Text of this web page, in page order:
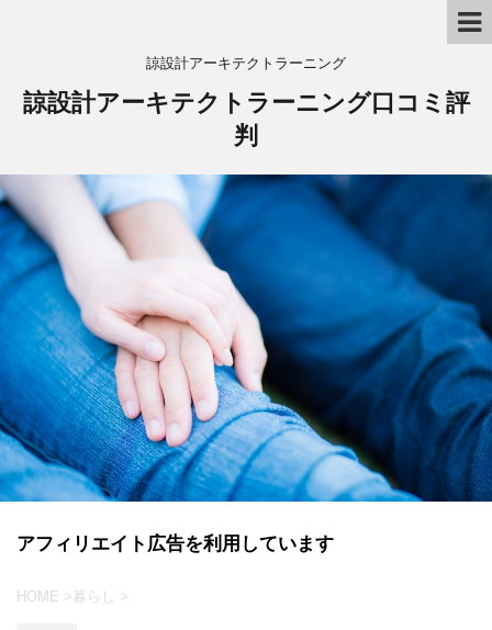
諒設計アーキテクトラーニング
諒設計アーキテクトラーニング口コミ評
判
アフィリエイト広告を利用しています
HOME >暮らし >